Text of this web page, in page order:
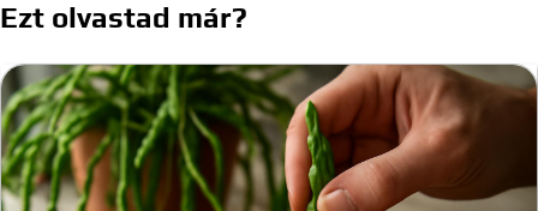
Ezt olvastad már?